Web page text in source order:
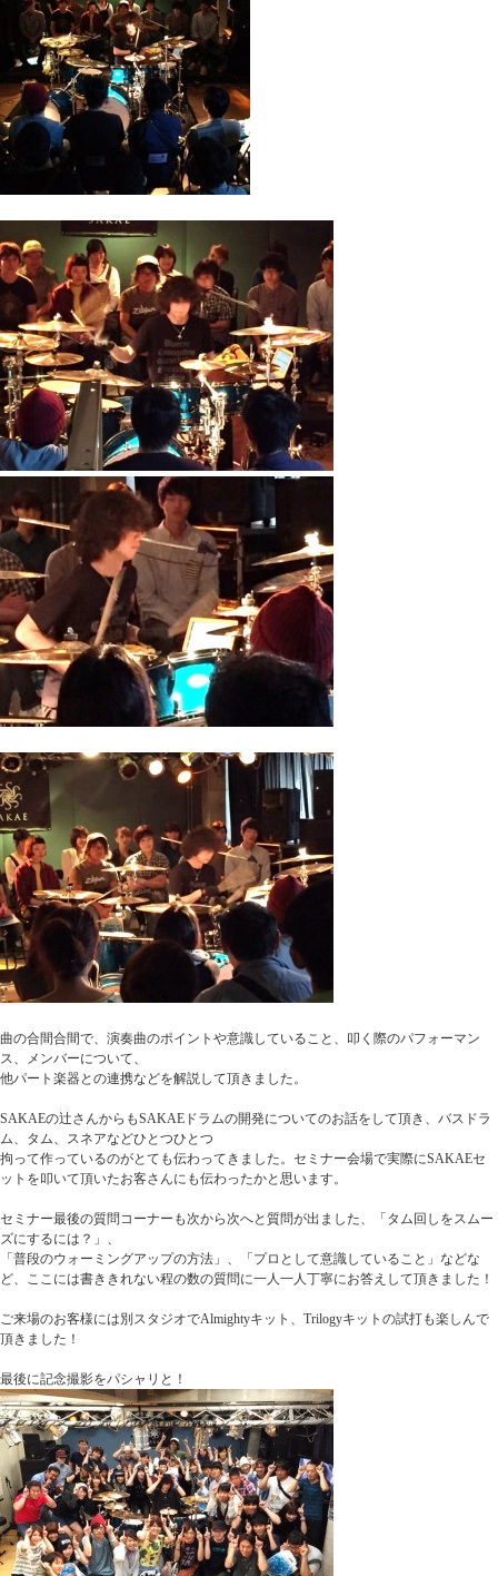
曲の合間合間で、演奏曲のポイントや意識していること、叩く際のパフォーマン
ス、メンバーについて、
他パート楽器との連携などを解説して頂きました。
SAKAEの辻さんからもSAKAEドラムの開発についてのお話をして頂き、バスドラ
ム、タム、スネアなどひとつひとつ
拘って作っているのがとても伝わってきました。セミナー会場で実際にSAKAEセ
ットを叩いて頂いたお客さんにも伝わったかと思います。
セミナー最後の質問コーナーも次から次へと質問が出ました、「タム回しをスムー
ズにするには？」、
「普段のウォーミングアップの方法」、「プロとして意識していること」などな
ど、ここには書ききれない程の数の質問に一人一人丁寧にお答えして頂きました！
ご来場のお客様には別スタジオでAlmightyキット、Trilogyキットの試打も楽しんで
頂きました！
最後に記念撮影をパシャリと！